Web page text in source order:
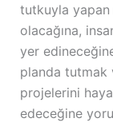
tutkuyla
olacağına,
yer
planda tutmak
projelerini
edeceğine